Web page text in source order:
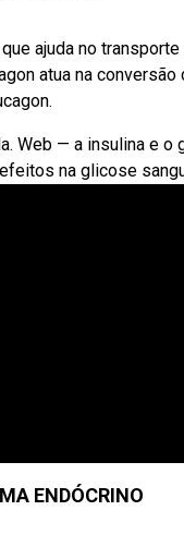
ajuda no
atua na conversão
Web — a insulina e o
na glicose
ENDÓCRINO